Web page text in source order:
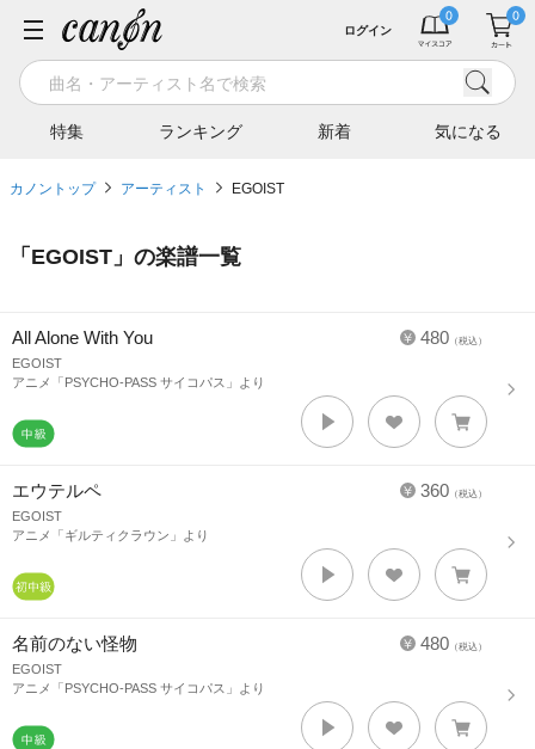
特集 ランキング 新着 気になる
ログイン
カノントップ アーティスト EGOIST
「 EGOIST 」の楽譜一覧
480 （税込）
All Alone With You
EGOIST
アニメ「PSYCHO-PASS サイコパス」より
360 （税込）
エウテルペ
EGOIST
アニメ「ギルティクラウン」より
480 （税込）
名前のない怪物
EGOIST
アニメ「PSYCHO-PASS サイコパス」より